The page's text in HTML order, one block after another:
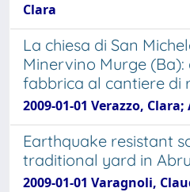
Clara
La chiesa di San
Minervino Murge (Ba):
fabbrica al cantiere di
2009-01-01 Verazzo,
Earthquake resistant
traditional yard in
2009-01-01 Varagnoli,